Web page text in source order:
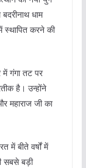
धाम
स्थापित करने की
में गंगा तट पर
है। उन्होंने
महाराज जी का
में बीते वर्षों में
सबसे बड़ी